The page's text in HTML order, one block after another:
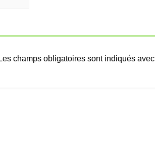
Les champs obligatoires sont indiqués avec